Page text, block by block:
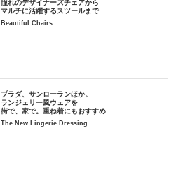
憧れのデザイナーズチェアから
マルチに活躍するスツールまで
Beautiful Chairs
プラダ、サンローランほか。
ランジェリー風ウェアを
街で、家で。重ね着にもおすすめ
The New Lingerie Dressing